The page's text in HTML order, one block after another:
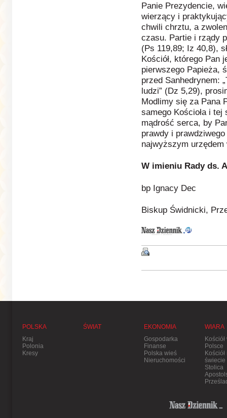
Panie Prezydencie,
wierzący i
chwili chrztu, a
czasu. Partie i rządy
(Ps 119,89; Iz 40,8),
Kościół, którego Pan
pierwszego Papieża,
przed Sanhedrynem:
ludzi” (Dz 5,29),
Modlimy się za Pana
samego Kościoła i
mądrość serca, by
prawdy i
najwyższym
W imieniu Rady ds.
bp Ignacy Dec
Biskup Świdnicki,
POLSKA
Kraj
Polonia
Kresy
ŚWIAT
EKONOMIA
Gospodarka
Finanse
Polska wieś
Nieruchomości
WIARA
Kościół
Polsce
Kościół
świecie
Stolica